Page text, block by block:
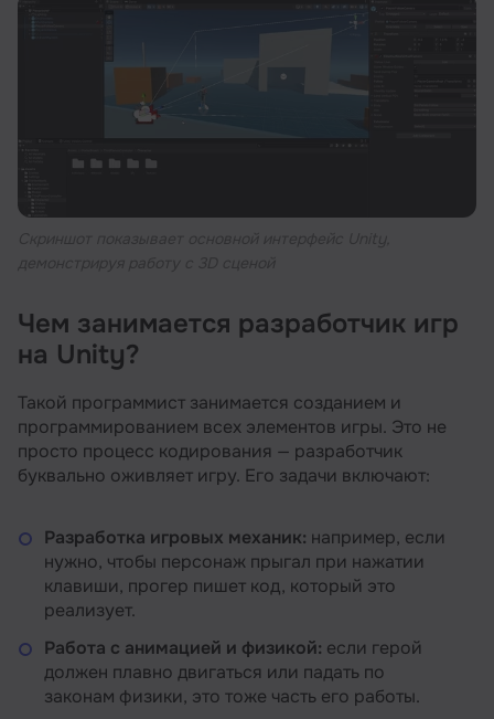
Чем занимается разработчик игр
на Unity?
Такой программист занимается созданием и
программированием всех элементов игры. Это не
просто процесс кодирования — разработчик
буквально оживляет игру. Его задачи включают:
Разработка игровых механик: например, если
нужно, чтобы персонаж прыгал при нажатии
клавиши, прогер пишет код, который это
реализует.
Работа с анимацией и физикой: если герой
должен плавно двигаться или падать по
законам физики, это тоже часть его работы.